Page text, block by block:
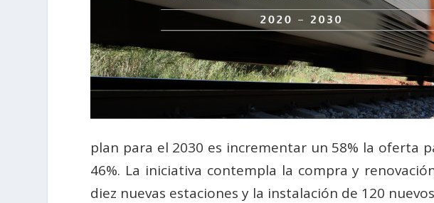
plan para el 2030 es incrementar un 58% la
46%. La iniciativa contempla la compra y
diez nuevas estaciones y la instalación de 120